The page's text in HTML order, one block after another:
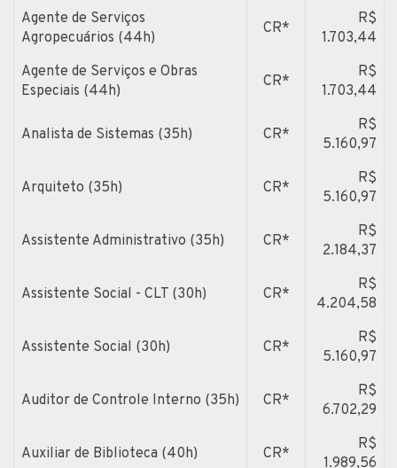
Agente de Serviços
Agropecuários (44h)
CR*
R$
1.703,44
Agente de Serviços e Obras
Especiais (44h)
CR*
R$
1.703,44
Analista de Sistemas (35h) CR*
R$
5.160,97
Arquiteto (35h) CR*
R$
5.160,97
Assistente Administrativo (35h) CR*
R$
2.184,37
Assistente Social - CLT (30h) CR*
R$
4.204,58
Assistente Social (30h) CR*
R$
5.160,97
Auditor de Controle Interno (35h) CR*
R$
6.702,29
Auxiliar de Biblioteca (40h) CR*
R$
1.989,56